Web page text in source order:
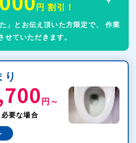
円 割引！
」とお伝え頂いた方限定で、
作業
ていただきます。
り
円～
要な場合